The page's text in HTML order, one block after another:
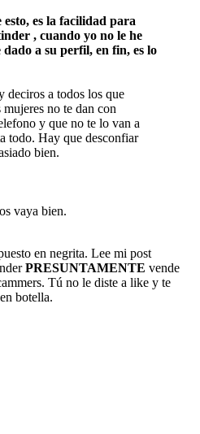
es la facilidad para
, cuando yo no le he
a su perfil, en fin, es lo
deciros a todos los que
mujeres no te dan con
y que no te lo van a
todo. Hay que desconfiar
bien.
vaya bien.
en negrita. Lee mi post
PRESUNTAMENTE vende
Tú no le diste a like y te
botella.